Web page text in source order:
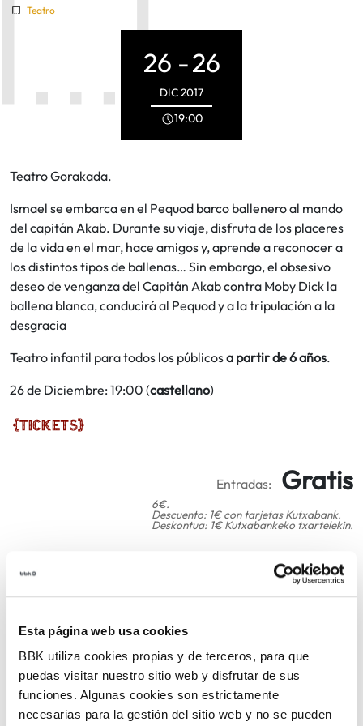
Esta página web usa cookies
BBK utiliza cookies propias y de terceros, para que
puedas visitar nuestro sitio web y disfrutar de sus
funciones. Algunas cookies son estrictamente
necesarias para la gestión del sitio web y no se pueden
Teatro
26 -26
DIC2017
19:00
Teatro Gorakada.
Ismael se embarca en el Pequod barco ballenero al mando
del capitán Akab. Durante su viaje, disfruta de los placeres
de la vida en el mar, hace amigos y, aprende a reconocer a
los distintos tipos de ballenas… Sin embargo, el obsesivo
deseo de venganza del Capitán Akab contra Moby Dick la
ballena blanca, conducirá al Pequod y a la tripulación a la
desgracia
Teatro infantil para todos los públicosa partir de 6 años.
26 de Diciembre: 19:00 (castellano)
Entradas: Gratis
6€.
Descuento: 1€ con tarjetas Kutxabank.
Deskontua: 1€ Kutxabankeko txartelekin.
TEMÁTICAS